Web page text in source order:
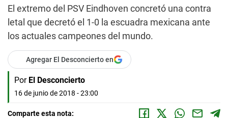
El extremo del PSV Eindhoven concretó una contra
letal que decretó el 1-0 la escuadra mexicana ante
los actuales campeones del mundo.
Agregar El Desconcierto en
Por El Desconcierto
16 de junio de 2018 - 23:00
Comparte esta nota: